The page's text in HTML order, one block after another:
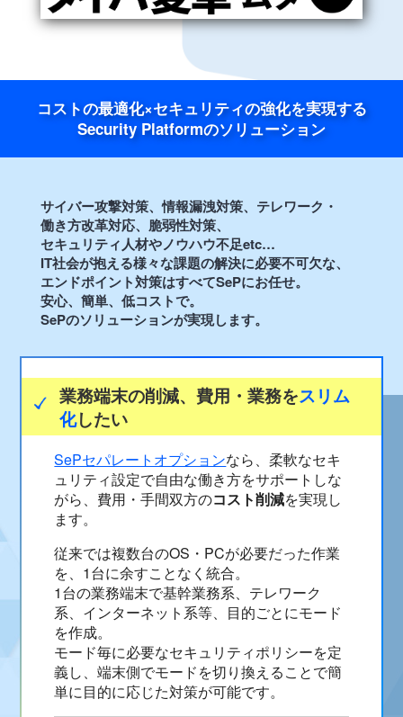
コストの最適化×セキュリティの強化を実現する
Security Platformのソリューション
サイバー攻撃対策、情報漏洩対策、テレワーク・
働き方改革対応、脆弱性対策、
セキュリティ人材やノウハウ不足etc…
IT社会が抱える様々な課題の解決に必要不可欠な、
エンドポイント対策はすべてSePにお任せ。
安心、簡単、低コストで。
SePのソリューションが実現します。
業務端末の削減、費用・業務をスリム
化したい
SePセパレートオプションなら、柔軟なセキ
ュリティ設定で自由な働き方をサポートしな
がら、費用・手間双方のコスト削減を実現し
ます。
従来では複数台のOS・PCが必要だった作業
を、1台に余すことなく統合。
1台の業務端末で基幹業務系、テレワーク
系、インターネット系等、目的ごとにモード
を作成。
モード毎に必要なセキュリティポリシーを定
義し、端末側でモードを切り換えることで簡
単に目的に応じた対策が可能です。